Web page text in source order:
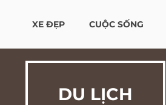
XE ĐẸP CUỘC SỐNG
DU LỊCH